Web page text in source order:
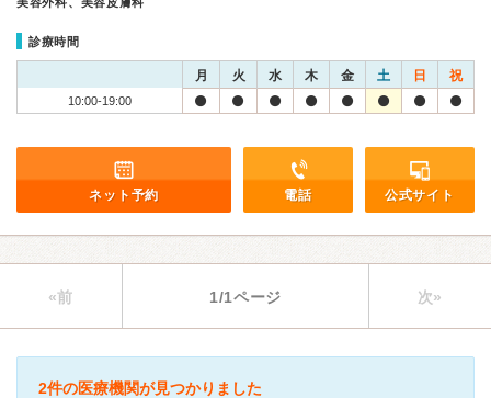
診療時間
月 火 水 木 金 土 日 祝
10:00-19:00
ネット予約 電話 公式サイト
«前 1/1ページ 次»
2件の医療機関が見つかりました